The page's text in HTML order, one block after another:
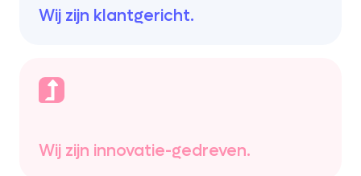
Wij zijn klantgericht.
Wij zijn innovatie-gedreven.